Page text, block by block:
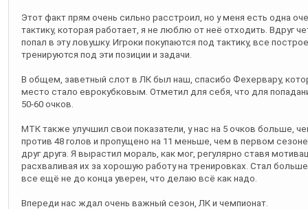
Этот факт прям очень сильно расстроил, но у меня есть одна
тактику, которая работает, я не люблю от неё отходить. Вдруг
попал в эту ловушку. Игроки покупаются под тактику, все
тренируются под эти позиции и задачи.
В общем, заветный слот в ЛК был наш, спасибо Фехервару,
место стало еврокубковым. Отметил для себя, что для
50-60 очков.
МТК также улучшил свои показатели, у нас на 5 очков больше,
против 48 голов и пропущено на 11 меньше, чем в первом
друг друга. Я вырастил мораль, как мог, регулярно ставя
расхваливая их за хорошую работу на тренировках. Стал
все ещё не до конца уверен, что делаю всё как надо.
Впереди нас ждал очень важный сезон, ЛК и чемпионат.